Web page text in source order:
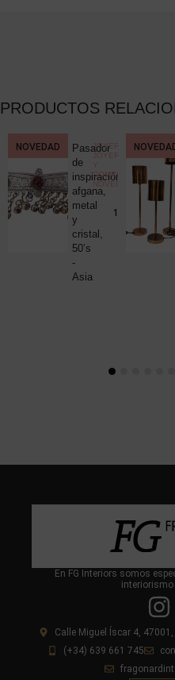
PRODUCTOS
,
€
NOVEDAD
Pasador
de
inspiración
afgana,
metal
y
cristal,
50’s
-
Asia
JOYERÍA
JOYERÍA
Y
COMPLEMENTOS
NOVEDADES
190,00
En FG Interiors somos
interiorismo
Calle Miguel Íscar 4,
(+34) 639 661 745